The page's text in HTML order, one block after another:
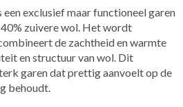
exclusief maar functioneel garen
zuivere wol. Het wordt
de zachtheid en warmte
en structuur van wol. Dit
garen dat prettig aanvoelt op de
behoudt.